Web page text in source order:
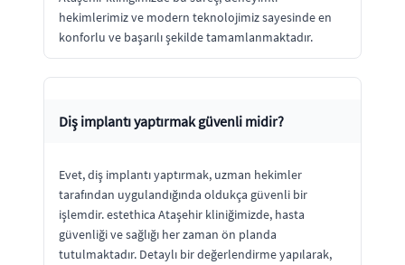
hekimlerimiz ve modern teknolojimiz sayesinde en
konforlu ve başarılı şekilde tamamlanmaktadır.
Diş implantı yaptırmak güvenli midir?
Evet, diş implantı yaptırmak, uzman hekimler
tarafından uygulandığında oldukça güvenli bir
işlemdir. estethica Ataşehir kliniğimizde, hasta
güvenliği ve sağlığı her zaman ön planda
tutulmaktadır. Detaylı bir değerlendirme yapılarak,